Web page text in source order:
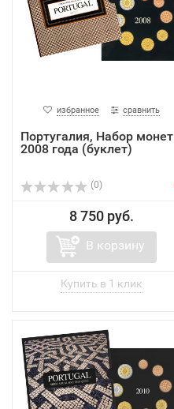
избранное сравнить
Португалия, Набор монет
2008 года (буклет)
(0)
8 750 руб.
В корзину